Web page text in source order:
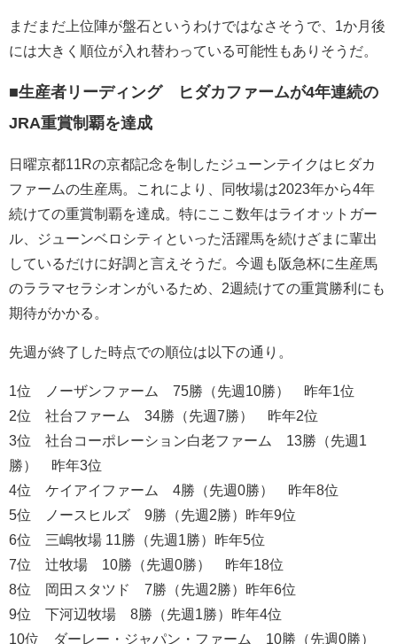
まだまだ上位陣が盤石というわけではなさそうで、1か月後
には大きく順位が入れ替わっている可能性もありそうだ。
■生産者リーディング ヒダカファームが4年連続の
JRA重賞制覇を達成
日曜京都11Rの京都記念を制したジューンテイクはヒダカ
ファームの生産馬。これにより、同牧場は2023年から4年
続けての重賞制覇を達成。特にここ数年はライオットガー
ル、ジューンベロシティといった活躍馬を続けざまに輩出
しているだけに好調と言えそうだ。今週も阪急杯に生産馬
のララマセラシオンがいるため、2週続けての重賞勝利にも
期待がかかる。
先週が終了した時点での順位は以下の通り。
1位 ノーザンファーム 75勝（先週10勝） 昨年1位
2位 社台ファーム 34勝（先週7勝） 昨年2位
3位 社台コーポレーション白老ファーム 13勝（先週1
勝） 昨年3位
4位 ケイアイファーム 4勝（先週0勝） 昨年8位
5位 ノースヒルズ 9勝（先週2勝）昨年9位
6位 三嶋牧場 11勝（先週1勝）昨年5位
7位 辻牧場 10勝（先週0勝） 昨年18位
8位 岡田スタツド 7勝（先週2勝）昨年6位
9位 下河辺牧場 8勝（先週1勝）昨年4位
10位 ダーレー・ジャパン・ファーム 10勝（先週0勝）